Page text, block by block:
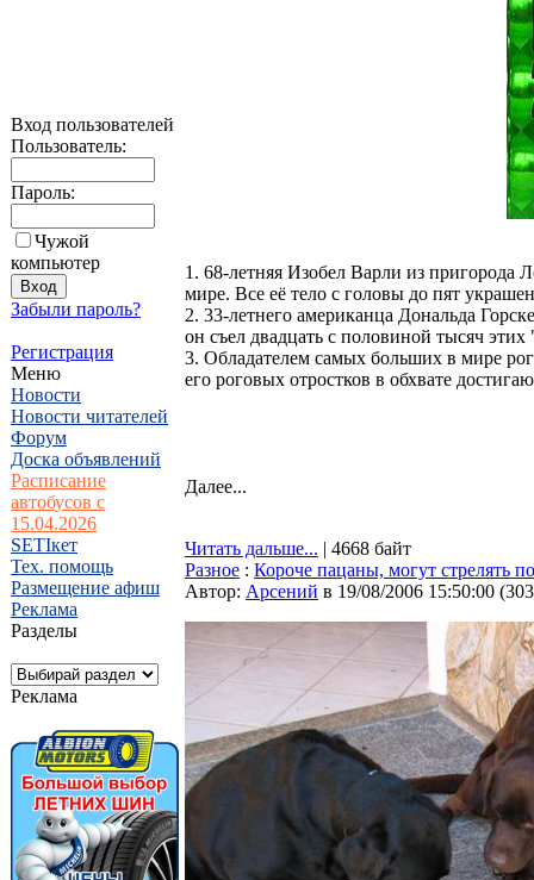
Вход пользователей
Пользователь:
Пароль:
Чужой
компьютер
Забыли пароль?
Регистрация
Меню
Новости
Новости читателей
Форум
Доска объявлений
Расписание
автобусов с
15.04.2026
SETIкет
Тех. помощь
Размещение афиш
Реклама
Разделы
Реклама
1. 68-летняя Изобел Варли из пригорода
мире. Все её тело с головы до пят
2. 33-летнего американца Дональда
он съел двадцать с половиной тысяч
3. Обладателем самых больших в мире
его роговых отростков в обхвате
Далее...
Читать дальше... | 4668 байт
Разное : Короче пацаны, могут стрелять
Автор: Арсений в 19/08/2006 15:50:00 (